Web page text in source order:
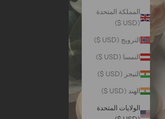
المملكة المتحدة
(USD $)
النرويج (USD $)
النمسا (USD $)
النيجر (USD $)
الهند (USD $)
الولايات المتحدة